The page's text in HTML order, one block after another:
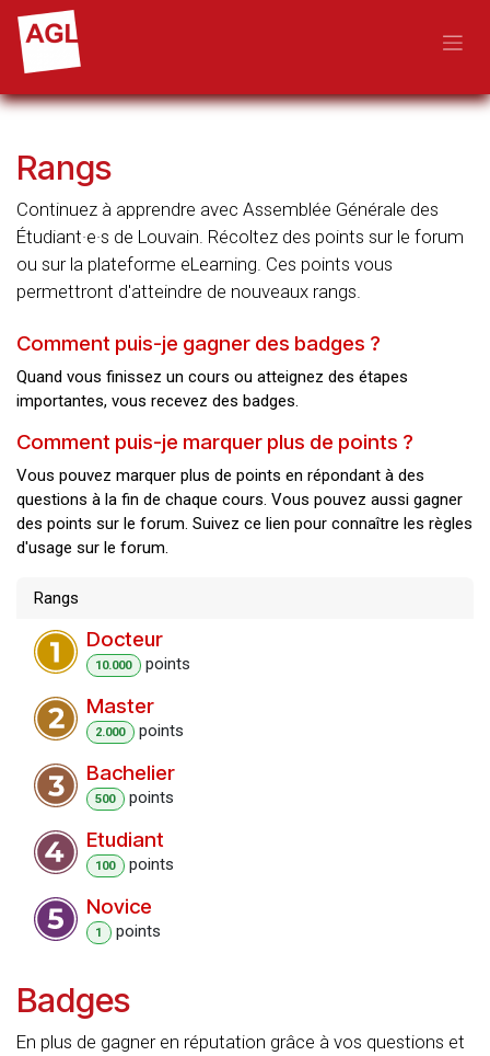
Se rendre au contenu
Rangs
Continuez à apprendre avec Assemblée Générale des
Étudiant·e·s de Louvain. Récoltez des points sur le forum
ou sur la plateforme eLearning. Ces points vous
permettront d'atteindre de nouveaux rangs.
Comment puis-je gagner des badges ?
Quand vous finissez un cours ou atteignez des étapes
importantes, vous recevez des badges.
Comment puis-je marquer plus de points ?
Vous pouvez marquer plus de points en répondant à des
questions à la fin de chaque cours. Vous pouvez aussi gagner
des points sur le forum. Suivez ce lien pour connaître les règles
d'usage sur le forum.
Rangs
Docteur
10.000 points
Master
2.000 points
Bachelier
500 points
Etudiant
100 points
Novice
1 points
Badges
En plus de gagner en réputation grâce à vos questions et